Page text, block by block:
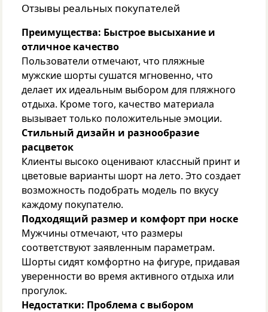
Отзывы реальных покупателей
Преимущества: Быстрое высыхание и
отличное качество
Пользователи отмечают, что пляжные
мужские шорты сушатся мгновенно, что
делает их идеальным выбором для пляжного
отдыха. Кроме того, качество материала
вызывает только положительные эмоции.
Стильный дизайн и разнообразие
расцветок
Клиенты высоко оценивают классный принт и
цветовые варианты шорт на лето. Это создает
возможность подобрать модель по вкусу
каждому покупателю.
Подходящий размер и комфорт при носке
Мужчины отмечают, что размеры
соответствуют заявленным параметрам.
Шорты сидят комфортно на фигуре, придавая
уверенности во время активного отдыха или
прогулок.
Недостатки: Проблема с выбором